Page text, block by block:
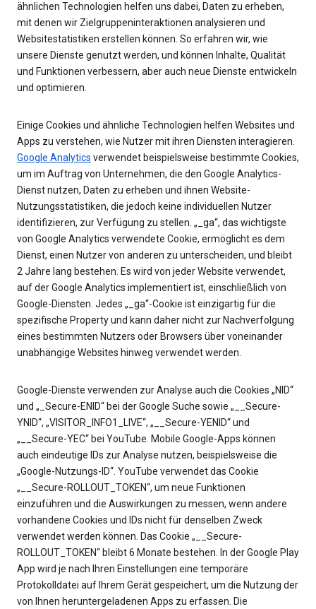
ähnlichen Technologien helfen uns dabei, Daten zu erheben,
mit denen wir Zielgruppeninteraktionen analysieren und
Websitestatistiken erstellen können. So erfahren wir, wie
unsere Dienste genutzt werden, und können Inhalte, Qualität
und Funktionen verbessern, aber auch neue Dienste entwickeln
und optimieren.
Einige Cookies und ähnliche Technologien helfen Websites und
Apps zu verstehen, wie Nutzer mit ihren Diensten interagieren.
Google Analytics verwendet beispielsweise bestimmte Cookies,
um im Auftrag von Unternehmen, die den Google Analytics-
Dienst nutzen, Daten zu erheben und ihnen Website-
Nutzungsstatistiken, die jedoch keine individuellen Nutzer
identifizieren, zur Verfügung zu stellen. „_ga“, das wichtigste
von Google Analytics verwendete Cookie, ermöglicht es dem
Dienst, einen Nutzer von anderen zu unterscheiden, und bleibt
2 Jahre lang bestehen. Es wird von jeder Website verwendet,
auf der Google Analytics implementiert ist, einschließlich von
Google-Diensten. Jedes „_ga“-Cookie ist einzigartig für die
spezifische Property und kann daher nicht zur Nachverfolgung
eines bestimmten Nutzers oder Browsers über voneinander
unabhängige Websites hinweg verwendet werden.
Google-Dienste verwenden zur Analyse auch die Cookies „NID“
und „_Secure-ENID“ bei der Google Suche sowie „__Secure-
YNID“, „VISITOR_INFO1_LIVE“, „__Secure-YENID“ und
„__Secure-YEC“ bei YouTube. Mobile Google-Apps können
auch eindeutige IDs zur Analyse nutzen, beispielsweise die
„Google-Nutzungs-ID“. YouTube verwendet das Cookie
„__Secure-ROLLOUT_TOKEN“, um neue Funktionen
einzuführen und die Auswirkungen zu messen, wenn andere
vorhandene Cookies und IDs nicht für denselben Zweck
verwendet werden können. Das Cookie „__Secure-
ROLLOUT_TOKEN“ bleibt 6 Monate bestehen. In der Google Play
App wird je nach Ihren Einstellungen eine temporäre
Protokolldatei auf Ihrem Gerät gespeichert, um die Nutzung der
von Ihnen heruntergeladenen Apps zu erfassen. Die